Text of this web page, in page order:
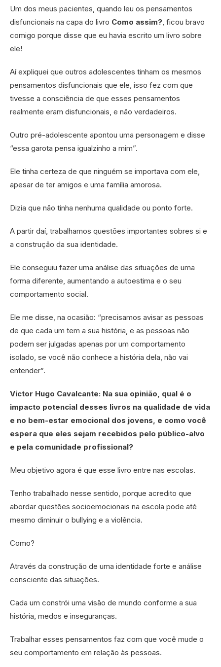
Um dos meus pacientes, quando leu os pensamentos
disfuncionais na capa do livro Como assim? , ficou bravo
comigo porque disse que eu havia escrito um livro sobre
ele!
Aí expliquei que outros adolescentes tinham os mesmos
pensamentos disfuncionais que ele, isso fez com que
tivesse a consciência de que esses pensamentos
realmente eram disfuncionais, e não verdadeiros.
Outro pré-adolescente apontou uma personagem e disse
“essa garota pensa igualzinho a mim”.
Ele tinha certeza de que ninguém se importava com ele,
apesar de ter amigos e uma família amorosa.
Dizia que não tinha nenhuma qualidade ou ponto forte.
A partir daí, trabalhamos questões importantes sobres si e
a construção da sua identidade.
Ele conseguiu fazer uma análise das situações de uma
forma diferente, aumentando a autoestima e o seu
comportamento social.
Ele me disse, na ocasião: “precisamos avisar as pessoas
de que cada um tem a sua história, e as pessoas não
podem ser julgadas apenas por um comportamento
isolado, se você não conhece a história dela, não vai
entender”.
Victor Hugo Cavalcante: Na sua opinião, qual é o
impacto potencial desses livros na qualidade de vida
e no bem-estar emocional dos jovens, e como você
espera que eles sejam recebidos pelo público-alvo
e pela comunidade profissional?
Meu objetivo agora é que esse livro entre nas escolas.
Tenho trabalhado nesse sentido, porque acredito que
abordar questões socioemocionais na escola pode até
mesmo diminuir o bullying e a violência.
Como?
Através da construção de uma identidade forte e análise
consciente das situações.
Cada um constrói uma visão de mundo conforme a sua
história, medos e inseguranças.
Trabalhar esses pensamentos faz com que você mude o
seu comportamento em relação às pessoas.